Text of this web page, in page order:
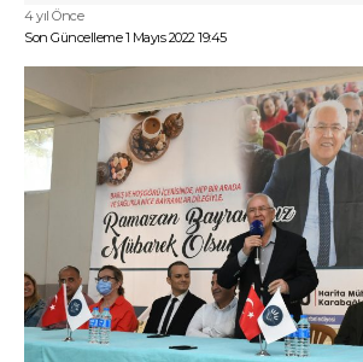
Son Güncelleme 1 Mayıs 2022 19:45
4 yıl Önce